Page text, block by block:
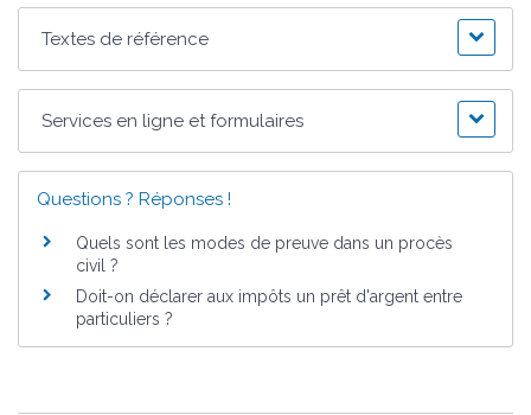
Textes de référence
Services en ligne et formulaires
Questions ? Réponses !
Quels sont les modes de preuve dans un procès
civil ?
Doit-on déclarer aux impôts un prêt d'argent entre
particuliers ?